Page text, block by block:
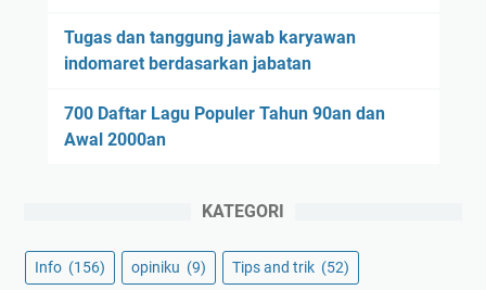
Tugas dan tanggung jawab karyawan
indomaret berdasarkan jabatan
700 Daftar Lagu Populer Tahun 90an dan
Awal 2000an
KATEGORI
Info (156) opiniku (9) Tips and trik (52)